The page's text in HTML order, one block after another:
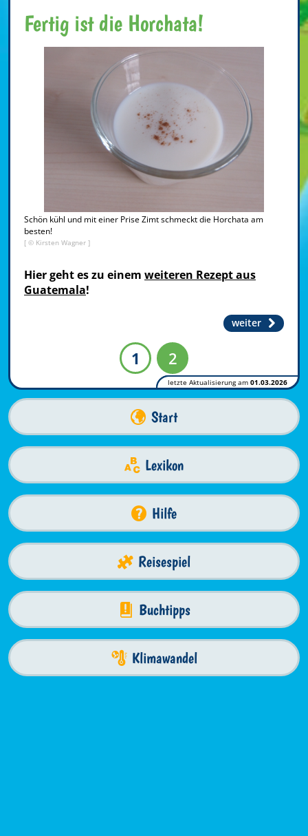
Fertig ist die Horchata!
Schön kühl und mit einer Prise Zimt schmeckt die Horchata am
besten!
[ © Kirsten Wagner ]
Hier geht es zu einem weiteren Rezept aus
Guatemala!
weiter
1 2
letzte Aktualisierung am 01.03.2026
Start
Lexikon
Hilfe
Reisespiel
Buchtipps
Klimawandel